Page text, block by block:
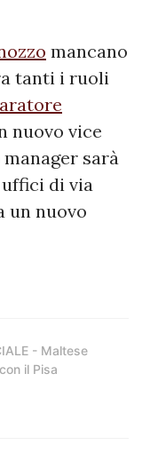
mancano
tanti i ruoli
nuovo vice
sarà
di via
un nuovo
- Maltese
il Pisa